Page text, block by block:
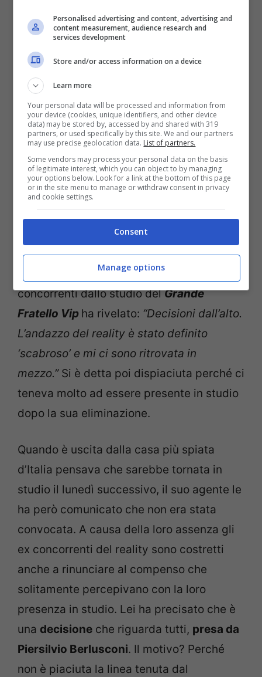
play)
In un’intervista concessa aFanpageSarah
in merito all’assenza degli ex
concorrenti dallo studio delGrande
Fratello Vip ha rivelato: “Decisioni dall’alto.
L’andazzo del reality è stato definito
‘scabroso’ e mi ci sono ritrovata in
mezzo.” Si è detta poi dispiaciuta perché ci
teneva molto ad essere presente in studio
dopo la sua eliminazione.
Quando è uscita dalla casa più spiata
d’Italia pensava che sarebbe tornata in
studio il lunedì successivo, il suo agente le
ha però comunicato che non era stata
convocata. A causa della loro assenza gli
ex concorrenti del reality sono costretti
anche a rinunciare al compenso che
solitamente percepivano con la loro
presenza in studio. Lei ha precisato che è
una decisione che riguarda tutti, presa da
Piersilvio Berlusconi. Il motivo? Perché
non è piaciuta la linea tenuta dal
Personalised advertising and content, advertising and
content measurement, audience research and
services development
Store and/or access information on a device
Learn more
Your personal data will be processed and information from
your device (cookies, unique identifiers, and other device
data) may be stored by, accessed by and shared with 319
partners, or used specifically by this site. We and our partners
may use precise geolocation data. List of partners.
Some vendors may process your personal data on the basis
of legitimate interest, which you can object to by managing
your options below. Look for a link at the bottom of this page
or in the site menu to manage or withdraw consent in privacy
and cookie settings.
Consent
Manage options